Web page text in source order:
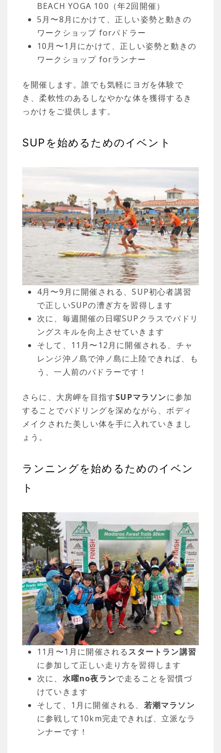
BEACH YOGA 100（年2回開催）
5月〜8月にかけて、正しい姿勢と動きの
ワークショップ forパドラー
10月〜1月にかけて、正しい姿勢と動きの
ワークショップ forランナー
を開催します。誰でも気軽にヨガを体験で
き、柔軟性のあるしなやかな体を獲得するき
っかけをご提供します。
SUPを始めるためのイベント
4月〜9月に開催される、SUP初心者講習
で正しいSUPの漕ぎ方を習得します
次に、毎週開催の日曜SUPクラスでパドリ
ングスキルを向上させていきます
そして、11月〜12月に開催される、チャ
レンジ沖ノ島で沖ノ島に上陸できれば、も
う、一人前のパドラーです！
さらに、大房岬を目指すSUPマラソンに参加
することでパドリングを深めながら、ボディ
メイクされた美しい体を手に入れていきまし
ょう。
ランニングを始めるためのイベン
ト
11月〜1月に開催されるスタートラン講習
に参加して正しい走り方を習得します
次に、 水曜no夜ランで走ることを習慣づ
けていきます
そして、1月に開催される、 若潮マラソン
に参戦して10km完走できれば、立派なラ
ンナーです！